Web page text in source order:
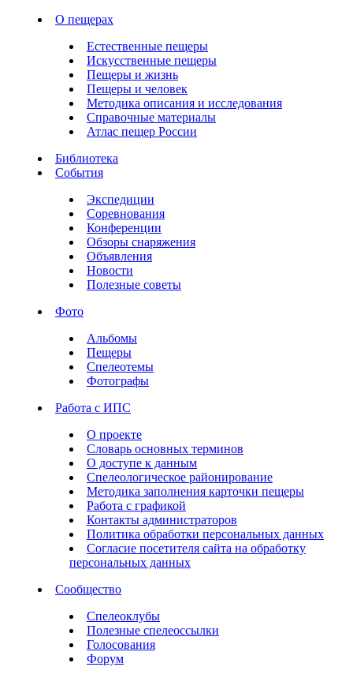
О пещерах
Естественные пещеры
Искусственные пещеры
Пещеры и жизнь
Пещеры и человек
Методика описания и исследования
Справочные материалы
Атлас пещер России
Библиотека
События
Экспедиции
Соревнования
Конференции
Обзоры снаряжения
Объявления
Новости
Полезные советы
Фото
Альбомы
Пещеры
Спелеотемы
Фотографы
Работа с ИПС
О проекте
Словарь основных терминов
О доступе к данным
Спелеологическое районирование
Методика заполнения карточки пещеры
Работа с графикой
Контакты администраторов
Политика обработки персональных данных
Согласие посетителя сайта на обработку
персональных данных
Сообщество
Спелеоклубы
Полезные спелеоссылки
Голосования
Форум